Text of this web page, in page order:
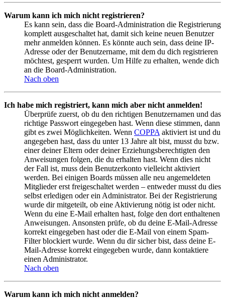
Warum kann ich mich nicht registrieren?
Es kann sein, dass die Board-Administration die Registrierung
komplett ausgeschaltet hat, damit sich keine neuen Benutzer
mehr anmelden können. Es könnte auch sein, dass deine IP-
Adresse oder der Benutzername, mit dem du dich registrieren
möchtest, gesperrt wurden. Um Hilfe zu erhalten, wende dich
an die Board-Administration.
Nach oben
Ich habe mich registriert, kann mich aber nicht anmelden!
Überprüfe zuerst, ob du den richtigen Benutzernamen und das
richtige Passwort eingegeben hast. Wenn diese stimmen, dann
gibt es zwei Möglichkeiten. Wenn COPPA aktiviert ist und du
angegeben hast, dass du unter 13 Jahre alt bist, musst du bzw.
einer deiner Eltern oder deiner Erziehungsberechtigten den
Anweisungen folgen, die du erhalten hast. Wenn dies nicht
der Fall ist, muss dein Benutzerkonto vielleicht aktiviert
werden. Bei einigen Boards müssen alle neu angemeldeten
Mitglieder erst freigeschaltet werden – entweder musst du dies
selbst erledigen oder ein Administrator. Bei der Registrierung
wurde dir mitgeteilt, ob eine Aktivierung nötig ist oder nicht.
Wenn du eine E-Mail erhalten hast, folge den dort enthaltenen
Anweisungen. Ansonsten prüfe, ob du deine E-Mail-Adresse
korrekt eingegeben hast oder die E-Mail von einem Spam-
Filter blockiert wurde. Wenn du dir sicher bist, dass deine E-
Mail-Adresse korrekt eingegeben wurde, dann kontaktiere
einen Administrator.
Nach oben
Warum kann ich mich nicht anmelden?